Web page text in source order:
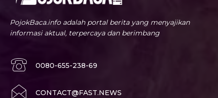
PojokBaca.info adalah portal berita yang menyajikan
informasi aktual, terpercaya dan berimbang
0080-655-238-69
CONTACT@FAST.NEWS